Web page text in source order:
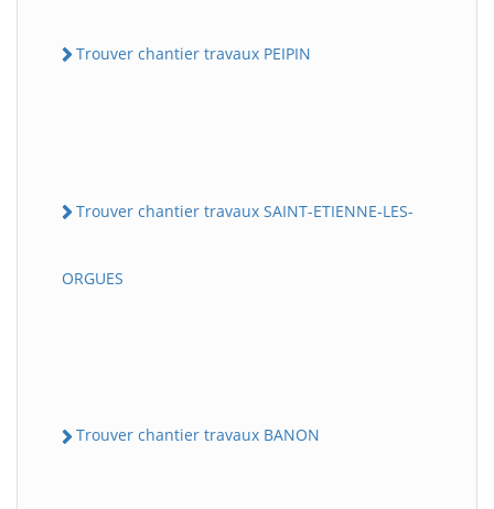
Trouver chantier travaux PEIPIN
Trouver chantier travaux SAINT-ETIENNE-LES-
ORGUES
Trouver chantier travaux BANON